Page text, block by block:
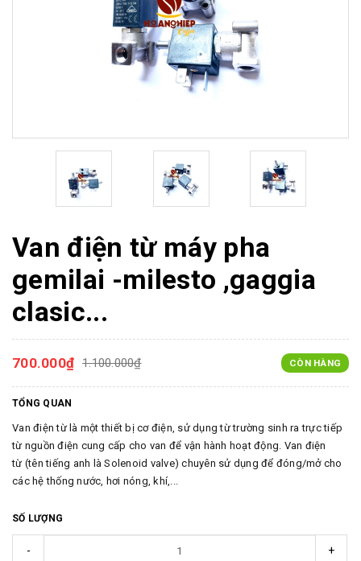
Van điện từ máy pha
gemilai -milesto ,gaggia
clasic...
700.000₫ 1.100.000₫ CÒN HÀNG
TỔNG QUAN
Van điện từ là một thiết bị cơ điện, sử dụng từ trường sinh ra trực tiếp
từ nguồn điện cung cấp cho van để vận hành hoạt động. Van điện
từ (tên tiếng anh là Solenoid valve) chuyên sử dụng để đóng/mở cho
các hệ thống nước, hơi nóng, khí,...
SỐ LƯỢNG
- +